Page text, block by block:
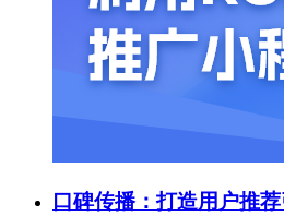
口碑传播：打造用户推